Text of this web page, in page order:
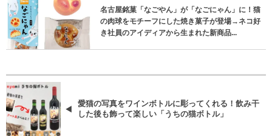
名古屋銘菓「なごやん」が「なごにゃん」に！猫
の肉球をモチーフにした焼き菓子が登場→ネコ好
き社員のアイディアから生まれた新商品...
愛猫の写真をワインボトルに彫ってくれる！飲み干
した後も飾って楽しい「うちの猫ボトル」